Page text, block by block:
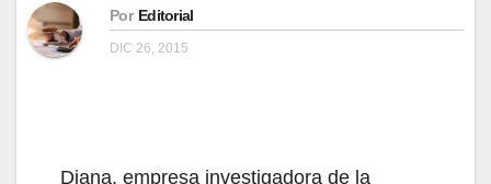
Por Editorial
DIC 26, 2015
Diana, empresa investigadora de la